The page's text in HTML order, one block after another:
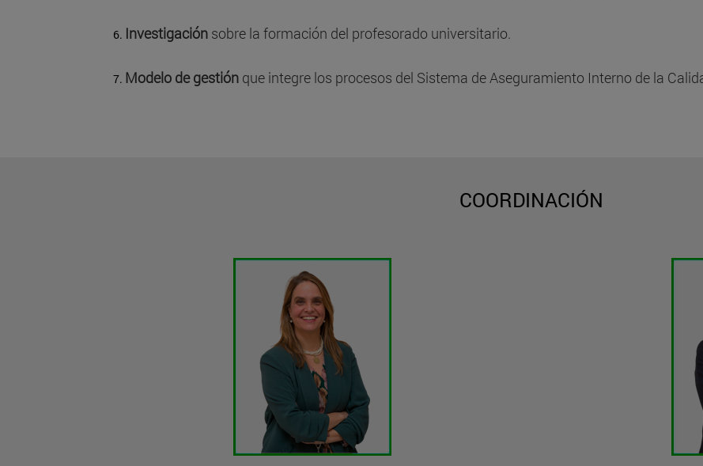
Investigación sobre la formación del profesorado universitario.
Modelo de gestión que integre los procesos del Sistema de Aseguramiento Interno de la
COORDINACIÓN